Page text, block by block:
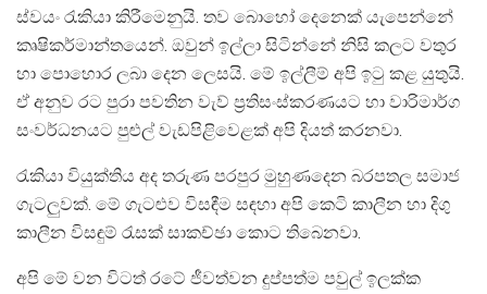
ස්වයං රැකියා කිරීමෙනුයි. තව බොහෝ දෙනෙක් යැපෙන්නේ
කෘෂිකර්මාන්තයෙන්. ඔවුන් ඉල්ලා සිටින්නේ නිසි කලට වතුර
හා පොහොර ලබා දෙන ලෙසයි. මේ ඉල්ලීම් අපි ඉටු කළ යුතුයි.
ඒ අනුව රට පුරා පවතින වැව් ප්‍රතිසංස්කරණයට හා වාරිමාර්ග
සංවර්ධනයට පුළුල් වැඩපිළිවෙළක් අපි දියත් කරනවා.
රැකියා වියුක්තිය අද තරුණ පරපුර මුහුණදෙන බරපතල සමාජ
ගැටලුවක්. මේ ගැටළුව විසඳීම සඳහා අපි කෙටි කාලීන හා දිගු
කාලීන විසඳුම් රැසක් සාකච්ඡා කොට තිබෙනවා.
අපි මේ වන විටත් රටේ ජීවත්වන දුප්පත්ම පවුල් ඉලක්ක